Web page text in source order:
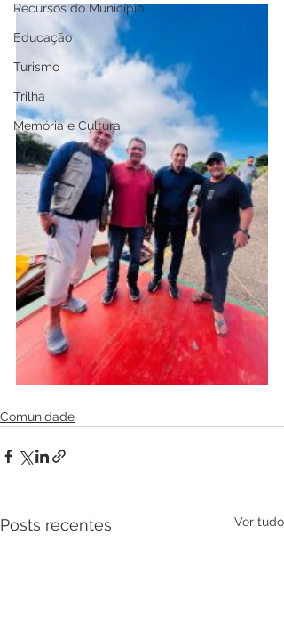
Recursos do Município
Educação
Turismo
Trilha
Memória e Cultura
Comunidade
Posts recentes Ver tudo